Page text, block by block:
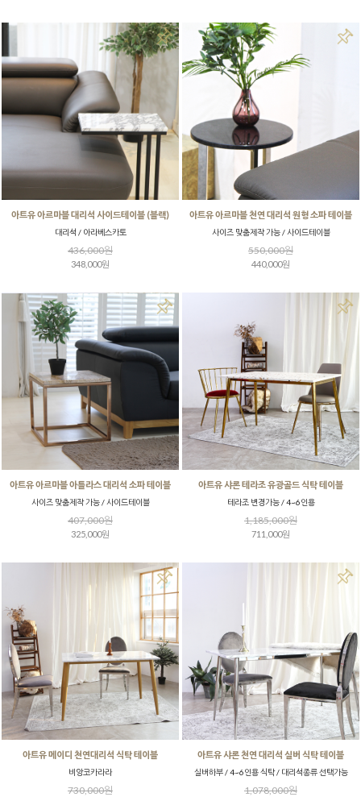
아트유 아르마블 대리석 사이드테이블 (블랙)
대리석 / 아라베스카토
436,000원
348,000원
아트유 아르마블 천연 대리석 원형 소파 테이블
사이즈 맞춤제작 가능 / 사이드테이블
550,000원
440,000원
아트유 아르마블 아틀라스 대리석 소파 테이블
사이즈 맞춤제작 가능 / 사이드테이블
407,000원
325,000원
아트유 샤론 테라조 유광골드 식탁 테이블
테라조 변경가능 / 4~6인용
1,185,000원
711,000원
아트유 메이디 천연대리석 식탁 테이블
비앙코카라라
730,000원
아트유 샤론 천연 대리석 실버 식탁 테이블
실버하부 / 4~6인용 식탁 / 대리석종류 선택가능
1,078,000원